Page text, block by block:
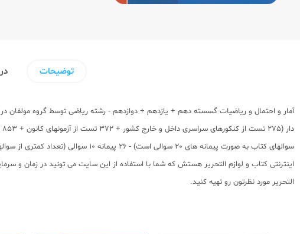
توضیحات
اینترنتی کتاب و لوازم التحریر هستش که شما با استفاده از این سایت می تونید در زمان و
التحریر مورد نظرتون رو تهیه کنید.